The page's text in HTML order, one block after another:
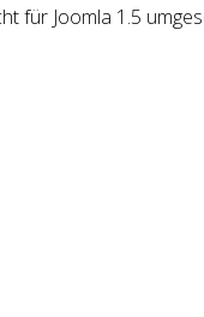
für Joomla 1.5